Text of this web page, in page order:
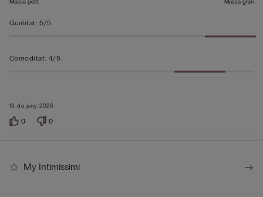
13 de juny 2026
Massa petit Massa gran
Qualitat: 5/5
Comoditat: 4/5
0 0
My Intimissimi